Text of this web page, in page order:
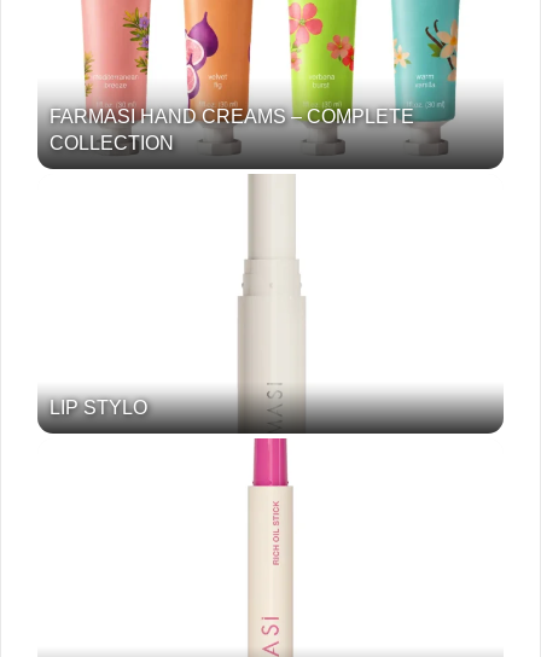
FARMASI HAND CREAMS – COMPLETE
COLLECTION
LIP STYLO